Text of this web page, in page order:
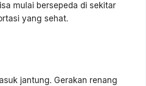
mulai bersepeda di sekitar
yang sehat.
jantung. Gerakan renang